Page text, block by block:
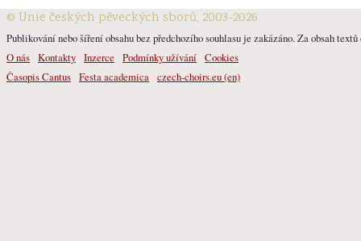
© Unie českých pěveckých sborů, 2003-2026
Publikování nebo šíření obsahu bez předchozího souhlasu je zakázáno. Za obsah
O nás Kontakty Inzerce Podmínky užívání Cookies
Časopis Cantus Festa academica czech-choirs.eu (en)